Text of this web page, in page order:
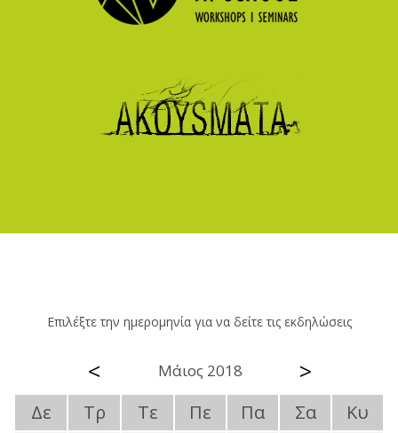
Επιλέξτε την ημερομηνία για να δείτε τις εκδηλώσεις
< Μάιος 2018 >
Δε Τρ Τε Πε Πα Σα
Κυ